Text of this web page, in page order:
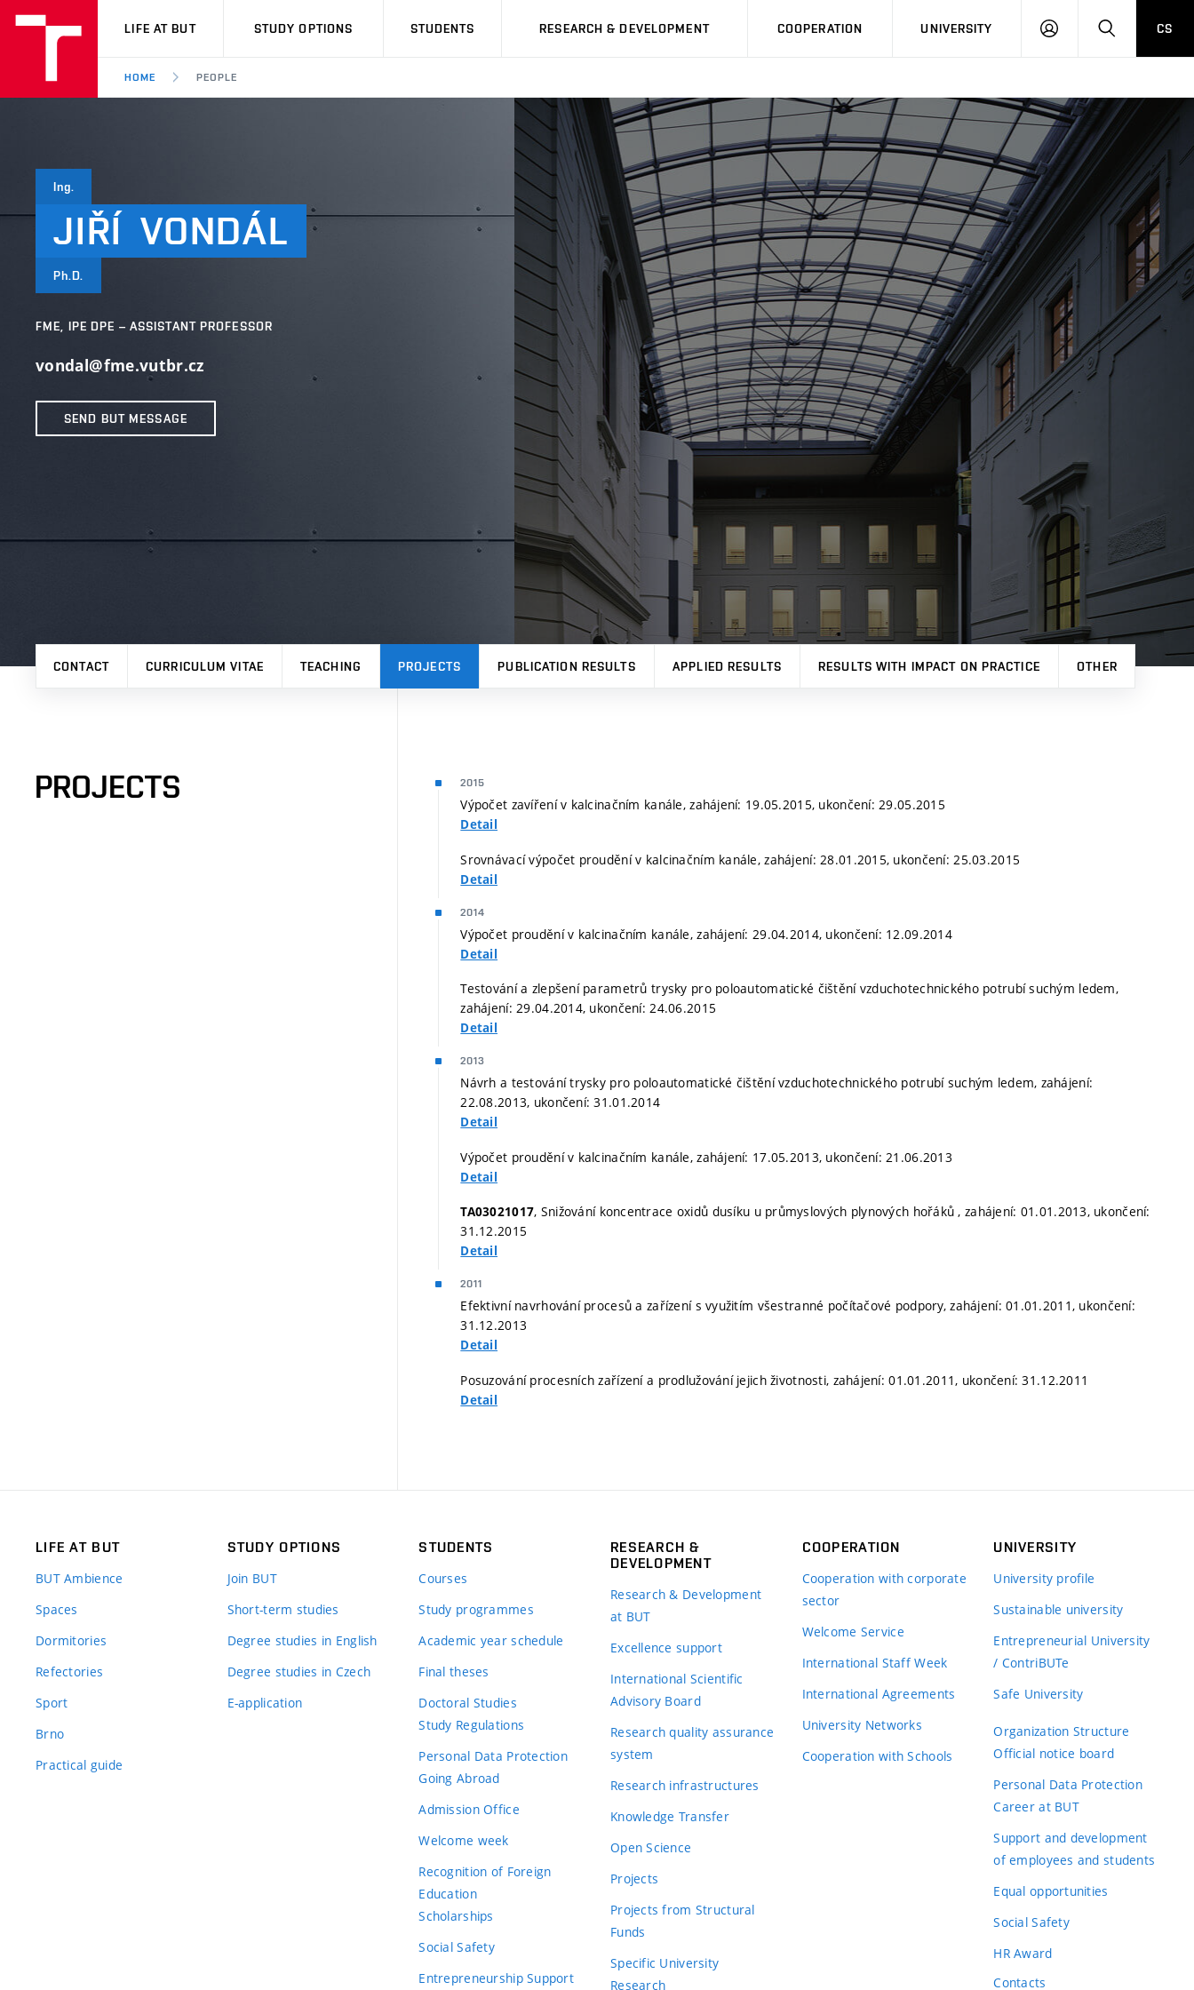
VUT
LIFE AT BUT STUDY OPTIONS STUDENTS RESEARCH & DEVELOPMENT COOPERATION UNIVERSITY
LOG
SEARCHCS
HOME PEOPLE
Ing.
JIŘÍ VONDÁL
Ph.D.
FME, IPE DPE – ASSISTANT PROFESSOR
vondal@fme.vutbr.cz
SEND BUT MESSAGE
CONTACT CURRICULUM VITAE TEACHING PROJECTS PUBLICATION RESULTS APPLIED RESULTS RESULTS WITH IMPACT ON PRACTICE OTHER
PROJECTS 2015
Výpočet zavíření v kalcinačním kanále, zahájení: 19.05.2015, ukončení: 29.05.2015
Detail
Srovnávací výpočet proudění v kalcinačním kanále, zahájení: 28.01.2015, ukončení: 25.03.2015
Detail
2014
Výpočet proudění v kalcinačním kanále, zahájení: 29.04.2014, ukončení: 12.09.2014
Detail
Testování a zlepšení parametrů trysky pro poloautomatické čištění vzduchotechnického potrubí suchým ledem,
zahájení: 29.04.2014, ukončení: 24.06.2015
Detail
2013
Návrh a testování trysky pro poloautomatické čištění vzduchotechnického potrubí suchým ledem, zahájení:
22.08.2013, ukončení: 31.01.2014
Detail
Výpočet proudění v kalcinačním kanále, zahájení: 17.05.2013, ukončení: 21.06.2013
Detail
TA03021017, Snižování koncentrace oxidů dusíku u průmyslových plynových hořáků , zahájení: 01.01.2013, ukončení:
31.12.2015
Detail
2011
Efektivní navrhování procesů a zařízení s využitím všestranné počítačové podpory, zahájení: 01.01.2011, ukončení:
31.12.2013
Detail
Posuzování procesních zařízení a prodlužování jejich životnosti, zahájení: 01.01.2011, ukončení: 31.12.2011
Detail
LIFE AT BUT
BUT Ambience
Spaces
Dormitories
Refectories
Sport
Brno
Practical guide
STUDY OPTIONS
Join BUT
Short-term studies
Degree studies in English
Degree studies in Czech
E-application
STUDENTS
Courses
Study programmes
Academic year schedule
Final theses
Doctoral Studies
Study Regulations
Personal Data Protection
Going Abroad
Admission Office
Welcome week
Recognition of Foreign
Education
Scholarships
Social Safety
Entrepreneurship Support
RESEARCH &
DEVELOPMENT
Research & Development
at BUT
Excellence support
International Scientific
Advisory Board
Research quality assurance
system
Research infrastructures
Knowledge Transfer
Open Science
Projects
Projects from Structural
Funds
Specific University
Research
COOPERATION
Cooperation with corporate
sector
Welcome Service
International Staff Week
International Agreements
University Networks
Cooperation with Schools
UNIVERSITY
University profile
Sustainable university
Entrepreneurial University
/ ContriBUTe
Safe University
Organization Structure
Official notice board
Personal Data Protection
Career at BUT
Support and development
of employees and students
Equal opportunities
Social Safety
HR Award
Contacts